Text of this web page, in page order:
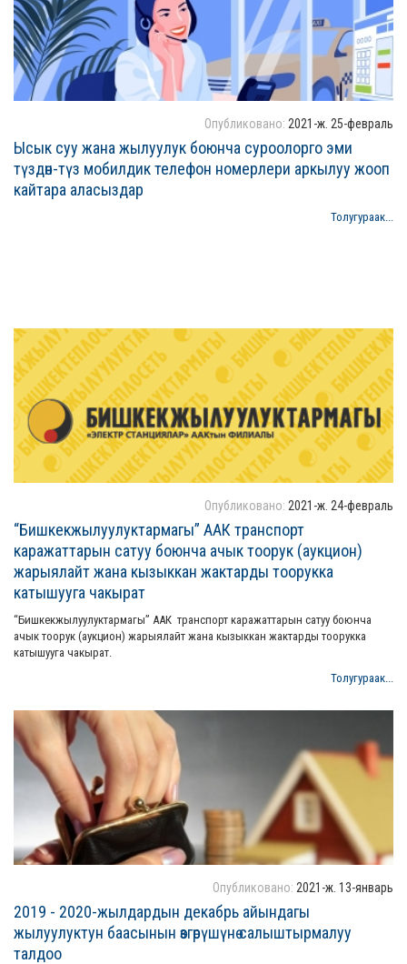
Опубликовано: 2021-ж. 25-февраль
Ысык суу жана жылуулук боюнча суроолорго эми
түздөн-түз мобилдик телефон номерлери аркылуу жооп
кайтара аласыздар
Толугураак...
Опубликовано: 2021-ж. 24-февраль
“Бишкекжылуулуктармагы” ААК транспорт
каражаттарын сатуу боюнча ачык тоорук (аукцион)
жарыялайт жана кызыккан жактарды тоорукка
катышууга чакырат
“Бишкекжылуулуктармагы” ААК транспорт каражаттарын сатуу боюнча
ачык тоорук (аукцион) жарыялайт жана кызыккан жактарды тоорукка
катышууга чакырат.
Толугураак...
Опубликовано: 2021-ж. 13-январь
2019 - 2020-жылдардын декабрь айындагы
жылуулуктун баасынын өзгөрүшүнө салыштырмалуу
талдоо